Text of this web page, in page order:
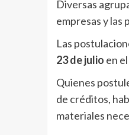
Diversas
empresas y las
Las
23 de julio en
Quienes
de créditos,
materiales